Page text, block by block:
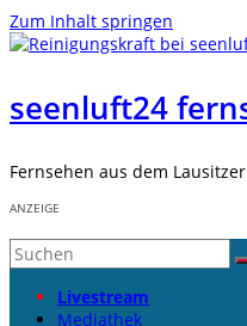
Zum Inhalt springen
seenluft24
Fernsehen aus dem
ANZEIGE
Livestream
Mediathek